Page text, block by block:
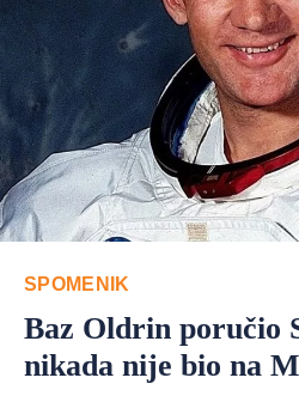
SPOMENIK
Baz Oldrin poručio
nikada nije bio na